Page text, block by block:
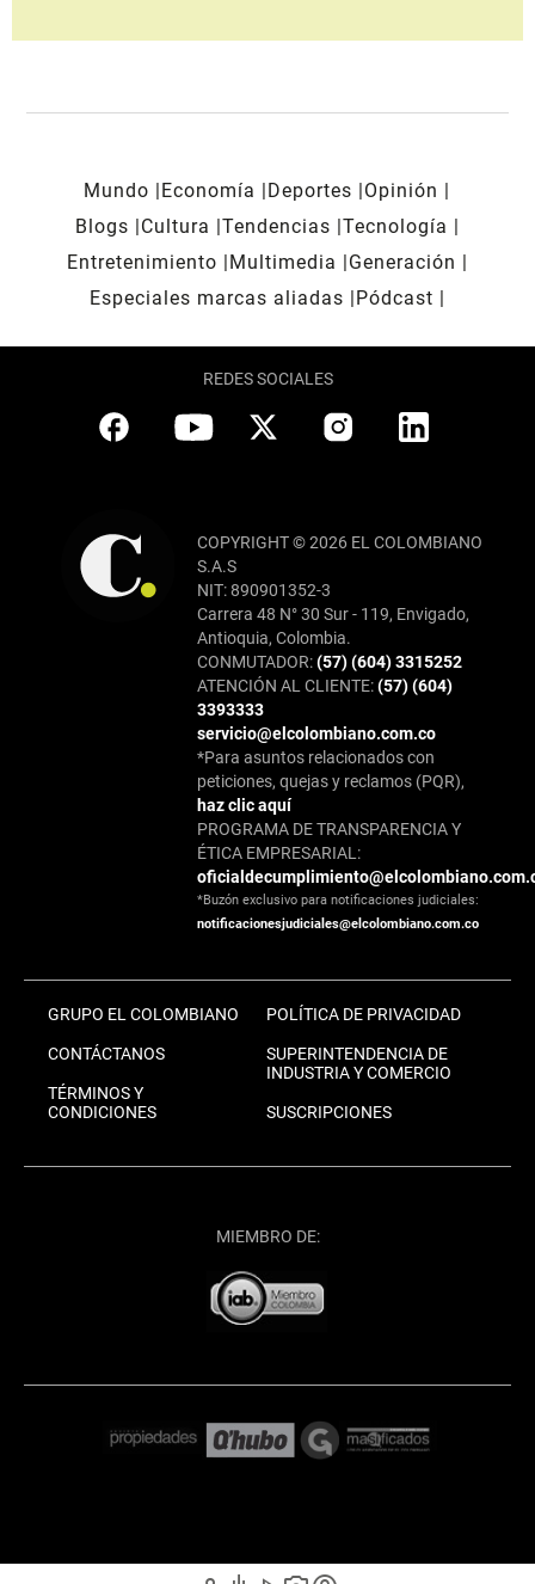
Mundo Economía Deportes
Opinión
Blogs
Cultura Tendencias Tecnología
Entretenimiento
Multimedia
Generación
Especiales marcas aliadas
Pódcast
REDES SOCIALES
COPYRIGHT © 2026 EL COLOMBIANO
S.A.S
NIT: 890901352-3
Carrera 48 N° 30 Sur - 119, Envigado,
Antioquia, Colombia.
CONMUTADOR:(57) (604) 3315252
ATENCIÓN AL CLIENTE:(57) (604)
3393333
servicio@elcolombiano.com.co
*Para asuntos relacionados con
peticiones, quejas y reclamos (PQR),
haz clic aquí
PROGRAMA DE TRANSPARENCIA Y
ÉTICA EMPRESARIAL:
*Buzón exclusivo para notificaciones judiciales:
notificacionesjudiciales@elcolombiano.com.co
GRUPO EL COLOMBIANO
CONTÁCTANOS
TÉRMINOS Y
CONDICIONES
POLÍTICA DE PRIVACIDAD
SUPERINTENDENCIA DE
INDUSTRIA Y COMERCIO
SUSCRIPCIONES
MIEMBRO DE: